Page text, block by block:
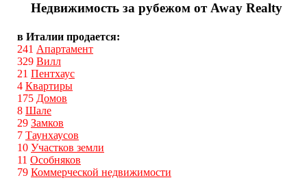
Недвижимость за рубежом от Away Realty
в Италии продается:
241 Апартамент
329 Вилл
21 Пентхаус
4 Квартиры
175 Домов
8 Шале
29 Замков
7 Таунхаусов
10 Участков земли
11 Особняков
79 Коммерческой недвижимости